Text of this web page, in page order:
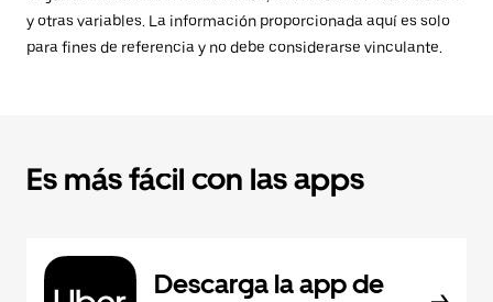
y otras variables. La información proporcionada aquí es solo
para fines de referencia y no debe considerarse vinculante.
Es más fácil con las apps
Descarga la app de